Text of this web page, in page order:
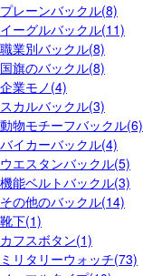
プレーンバックル(8)
イーグルバックル(11)
職業別バックル(8)
国旗のバックル(8)
企業モノ(4)
スカルバックル(3)
動物モチーフバックル(6)
バイカーバックル(4)
ウエスタンバックル(5)
機能ベルトバックル(3)
その他のバックル(14)
靴下(1)
カフスボタン(1)
ミリタリーウォッチ(73)